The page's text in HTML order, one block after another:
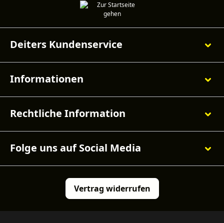
Deiters Kundenservice
Informationen
Rechtliche Information
Folge uns auf Social Media
Vertrag widerrufen